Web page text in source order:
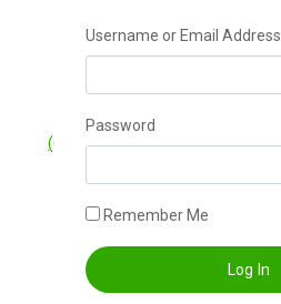
(0)
Username or Email Address
Password
Remember Me